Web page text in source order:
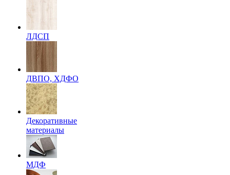
ЛДСП
ДВПО, ХДФО
Декоративные
материалы
МДФ